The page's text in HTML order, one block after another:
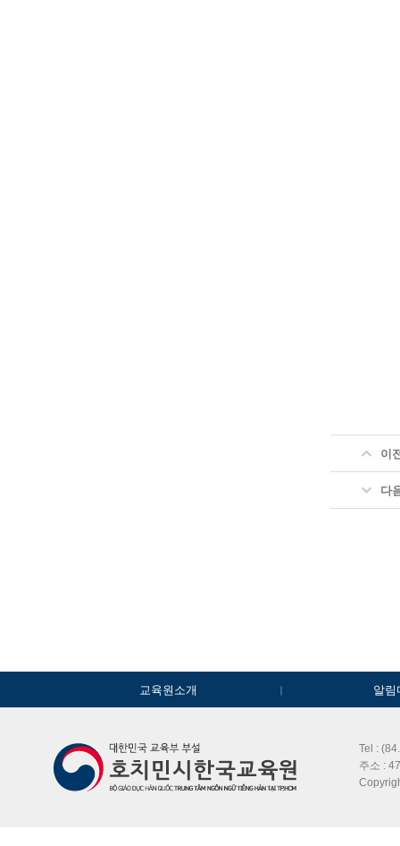
이
다
교육원소개 알림
Tel :
주소 :